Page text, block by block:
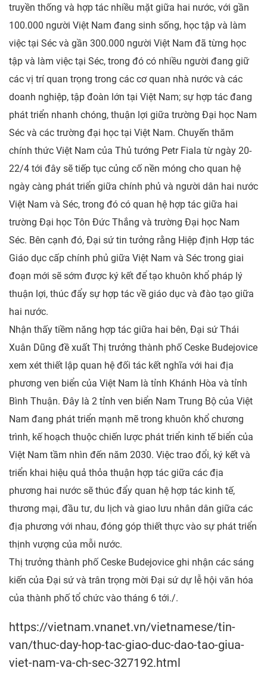
truyền thống và hợp tác nhiều mặt giữa hai nước, với gần
100.000 người Việt Nam đang sinh sống, học tập và làm
việc tại Séc và gần 300.000 người Việt Nam đã từng học
tập và làm việc tại Séc, trong đó có nhiều người đang giữ
các vị trí quan trọng trong các cơ quan nhà nước và các
doanh nghiệp, tập đoàn lớn tại Việt Nam; sự hợp tác đang
phát triển nhanh chóng, thuận lợi giữa trường Đại học Nam
Séc và các trường đại học tại Việt Nam. Chuyến thăm
chính thức Việt Nam của Thủ tướng Petr Fiala từ ngày 20-
22/4 tới đây sẽ tiếp tục củng cố nền móng cho quan hệ
ngày càng phát triển giữa chính phủ và người dân hai nước
Việt Nam và Séc, trong đó có quan hệ hợp tác giữa hai
trường Đại học Tôn Đức Thắng và trường Đại học Nam
Séc. Bên cạnh đó, Đại sứ tin tưởng rằng Hiệp định Hợp tác
Giáo dục cấp chính phủ giữa Việt Nam và Séc trong giai
đoạn mới sẽ sớm được ký kết để tạo khuôn khổ pháp lý
thuận lợi, thúc đẩy sự hợp tác về giáo dục và đào tạo giữa
hai nước.
Nhận thấy tiềm năng hợp tác giữa hai bên, Đại sứ Thái
Xuân Dũng đề xuất Thị trưởng thành phố Ceske Budejovice
xem xét thiết lập quan hệ đối tác kết nghĩa với hai địa
phương ven biển của Việt Nam là tỉnh Khánh Hòa và tỉnh
Bình Thuận. Đây là 2 tỉnh ven biển Nam Trung Bộ của Việt
Nam đang phát triển mạnh mẽ trong khuôn khổ chương
trình, kế hoạch thuộc chiến lược phát triển kinh tế biển của
Việt Nam tầm nhìn đến năm 2030. Việc trao đổi, ký kết và
triển khai hiệu quả thỏa thuận hợp tác giữa các địa
phương hai nước sẽ thúc đẩy quan hệ hợp tác kinh tế,
thương mại, đầu tư, du lịch và giao lưu nhân dân giữa các
địa phương với nhau, đóng góp thiết thực vào sự phát triển
thịnh vượng của mỗi nước.
Thị trưởng thành phố Ceske Budejovice ghi nhận các sáng
kiến của Đại sứ và trân trọng mời Đại sứ dự lễ hội văn hóa
của thành phố tổ chức vào tháng 6 tới./.
https://vietnam.vnanet.vn/vietnamese/tin-
van/thuc-day-hop-tac-giao-duc-dao-tao-giua-
viet-nam-va-ch-sec-327192.html